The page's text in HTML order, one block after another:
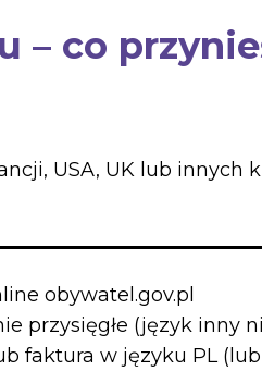
– co
USA, UK lub innych
obywatel.gov.pl
przysięgłe (język inny
faktura w języku PL (lub